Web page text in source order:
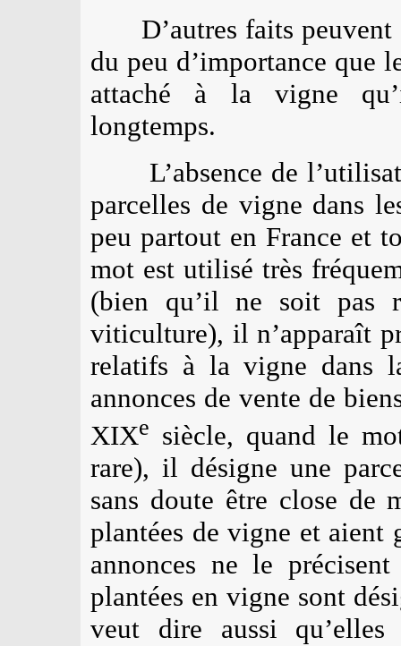
D’autres faits
du peu d’importance que
attaché à la vigne
longtemps.
L’absence de
parcelles de vigne dans
peu partout en France et
mot est utilisé très
(bien qu’il ne soit pas
viticulture), il n’apparaît
relatifs à la vigne dans
annonces de vente de
XIXe siècle, quand le
rare), il désigne une
sans doute être close de
plantées de vigne et aient
annonces ne le
plantées en vigne sont
veut dire aussi